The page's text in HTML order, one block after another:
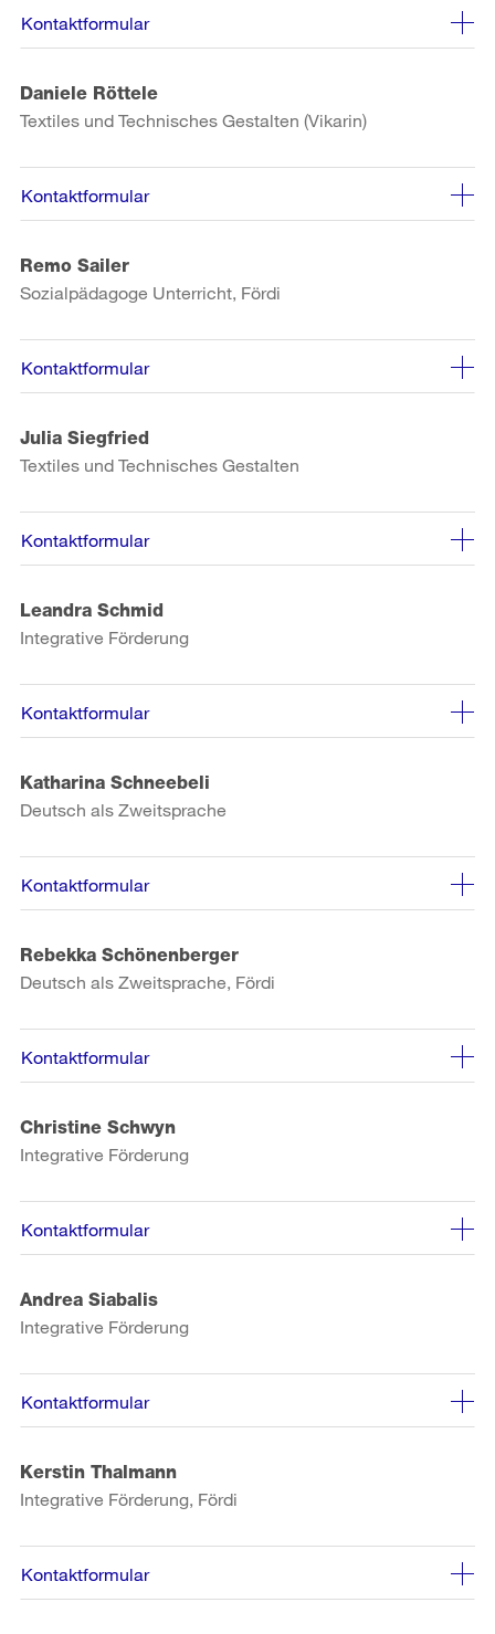
Kontaktformular
Daniele Röttele
Textiles und Technisches Gestalten (Vikarin)
Kontaktformular
Remo Sailer
Sozialpädagoge Unterricht, Fördi
Kontaktformular
Julia Siegfried
Textiles und Technisches Gestalten
Kontaktformular
Leandra Schmid
Integrative Förderung
Kontaktformular
Katharina Schneebeli
Deutsch als Zweitsprache
Kontaktformular
Rebekka Schönenberger
Deutsch als Zweitsprache, Fördi
Kontaktformular
Christine Schwyn
Integrative Förderung
Kontaktformular
Andrea Siabalis
Integrative Förderung
Kontaktformular
Kerstin Thalmann
Integrative Förderung, Fördi
Kontaktformular